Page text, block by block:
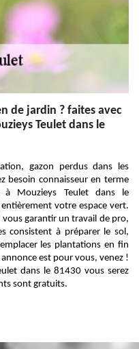
de jardin ? faites avec
Teulet dans le
gazon perdus dans les
besoin connaisseur en terme
à Mouzieys Teulet dans le
votre espace vert.
garantir un travail de pro,
consistent à préparer le sol,
les plantations en fin
est pour vous, venez !
dans le 81430 vous serez
sont gratuits.